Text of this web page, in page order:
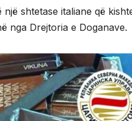
shtetase italiane që
nga Drejtoria e Doganave.